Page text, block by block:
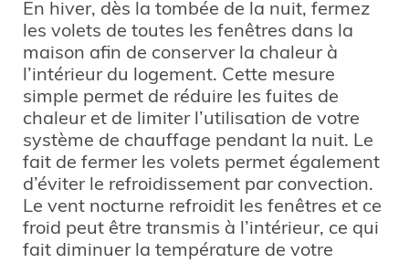
En hiver, dès la tombée de la nuit, fermez
les volets de toutes les fenêtres dans la
maison afin de conserver la chaleur à
l’intérieur du logement. Cette mesure
simple permet de réduire les fuites de
chaleur et de limiter l’utilisation de votre
système de chauffage pendant la nuit. Le
fait de fermer les volets permet également
d’éviter le refroidissement par convection.
Le vent nocturne refroidit les fenêtres et ce
froid peut être transmis à l’intérieur, ce qui
fait diminuer la température de votre